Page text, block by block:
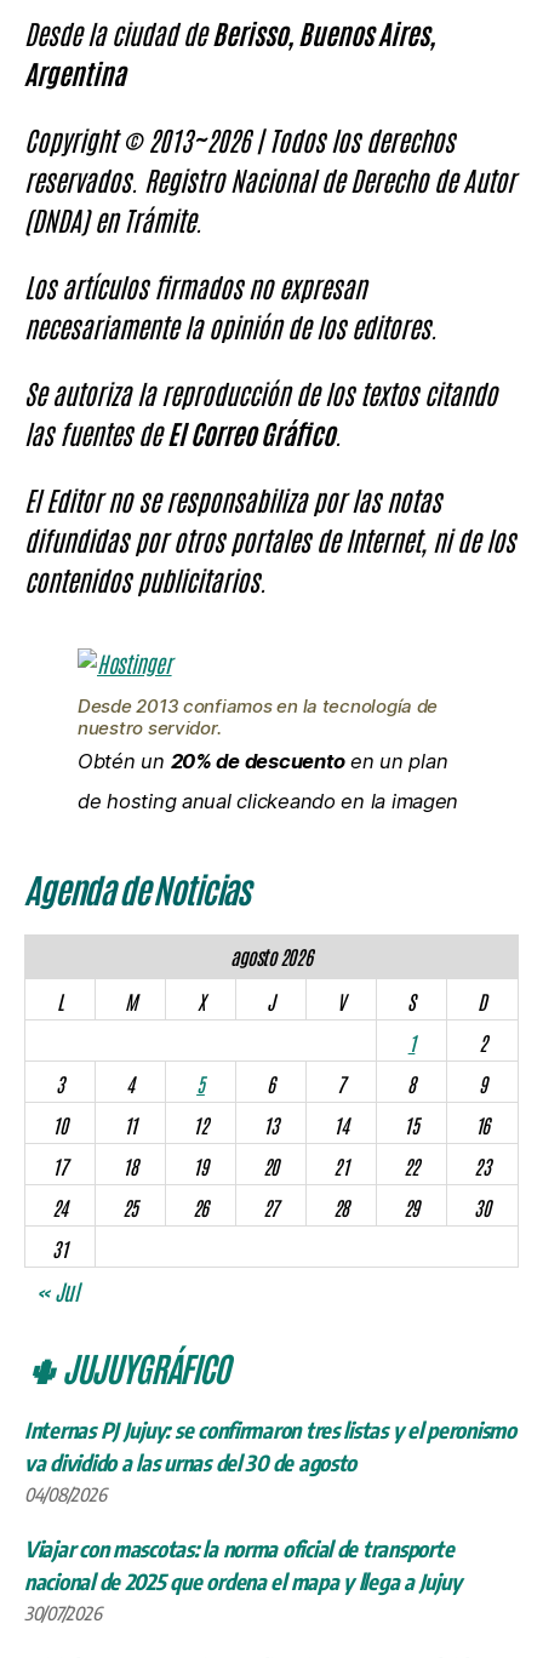
Desde la ciudad deBerisso, Buenos Aires,
Argentina
Copyright © 2013~2026 | Todos los derechos
reservados. Registro Nacional de Derecho de Autor
(DNDA) en Trámite.
Los artículos firmados no expresan
necesariamente la opinión de los editores.
Se autoriza la reproducción de los textos citando
las fuentes deEl Correo Gráfico.
El Editor no se responsabiliza por las notas
difundidas por otros portales de Internet, ni de los
contenidos publicitarios.
Desde 2013 confiamos en la tecnología de
nuestro servidor.
Obtén un 20% de descuentoen un plan
de hosting anual clickeando en la imagen
Agenda de Noticias
agosto 2026
L
M X J V S
D
1
2
3
4 5 6 7 8
9
10
11 12 13 14 15
16
17
18 19 20 21 22
23
24
25 26 27 28 29
30
31
« Jul
🌵 JUJUYGRÁFICO
Internas PJ Jujuy: se confirmaron tres listas y el peronismo
va dividido a las urnas del 30 de agosto
04/08/2026
Viajar con mascotas: la norma oficial de transporte
nacional de 2025 que ordena el mapa y llega a Jujuy
30/07/2026